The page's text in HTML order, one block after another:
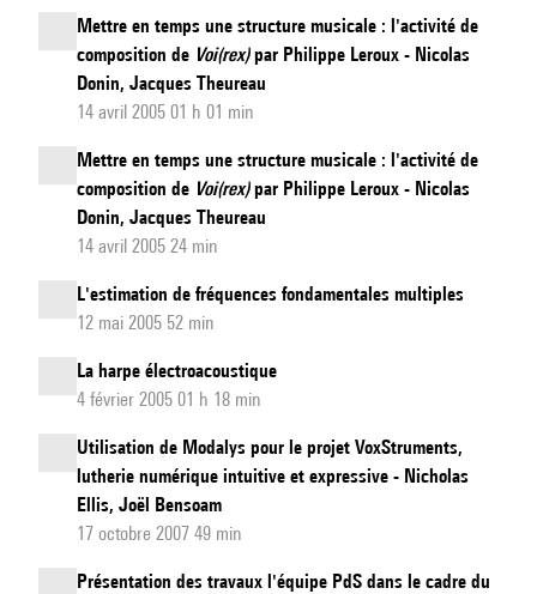
Brain:
Cerebral
Processing
Voice
Information
Mettre en temps une structure musicale : l'activité de
composition de Voi(rex)par Philippe Leroux - Nicolas
Donin, Jacques Theureau
14 avril 2005 01 h 01 min
Mettre en temps une structure musicale : l'activité de
composition de Voi(rex)par Philippe Leroux - Nicolas
Donin, Jacques Theureau
14 avril 2005 24 min
L'estimation de fréquences fondamentales multiples
12 mai 2005 52 min
La harpe électroacoustique
4 février 2005 01 h 18 min
Utilisation de Modalys pour le projet VoxStruments,
lutherie numérique intuitive et expressive - Nicholas
Ellis, Joël Bensoam
17 octobre 2007 49 min
Présentation des travaux l'équipe PdS dans le cadre du